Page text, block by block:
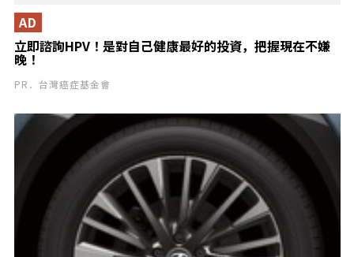
立即諮詢HPV！是對自己健康最好的投資，把握現在不嫌
晚！
AD
PR．台灣癌症基金會